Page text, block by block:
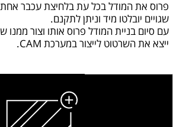
פרוס את המודל בכל עת בלחיצת עכבר אחת.
שגויים יובלטו מיד וניתן לתקנם.
עם סיום בניית המודל פרוס אותו וצור ממנו
ייצא את השרטוט לייצור במערכת CAM.